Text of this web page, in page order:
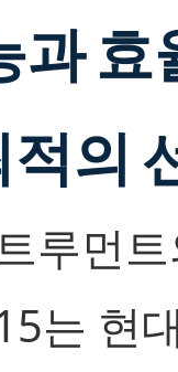
과 효
적의
루먼
는 현